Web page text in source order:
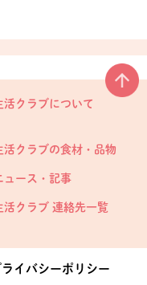
活クラブについて
活クラブの食材・品物
ュース・記事
活クラブ 連絡先一覧
ライバシーポリシー